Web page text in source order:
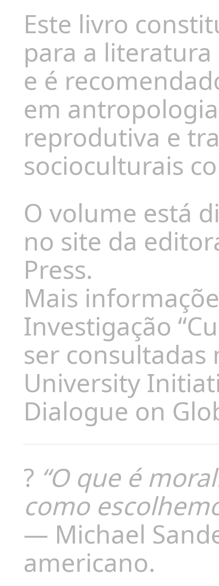
Este livro
para a
e é
em
reprodutiva e
socioculturais
O volume está
no site da
Press.
Mais
Investigação
ser
University
Dialogue on
? “O que é
como
— Michael
americano.